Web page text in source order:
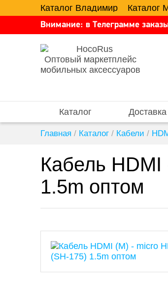
Каталог Владимир Каталог
Внимание: в Телеграмме
Оптовый маркетплейс
мобильных аксессуаров
Каталог Доставка
Главная / Каталог / Кабели /
Кабель
1.5m оптом